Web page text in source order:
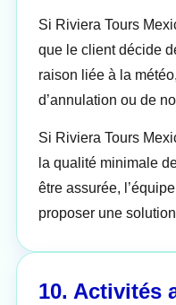
Si Riviera Tours
que le client décide
raison liée à la
d’annulation ou de
Si Riviera Tours
la qualité minimale
être assurée,
proposer une
10. Activités